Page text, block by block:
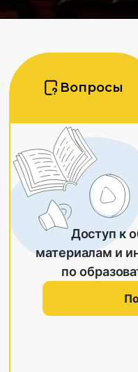
Вопросы
Доступ к
материалам и
по